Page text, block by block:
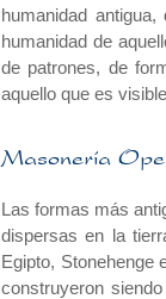
humanidad
humanidad de
de patrones, de
aquello que es
Masonería
Las formas más
dispersas en la
Egipto, Stonehenge
construyeron